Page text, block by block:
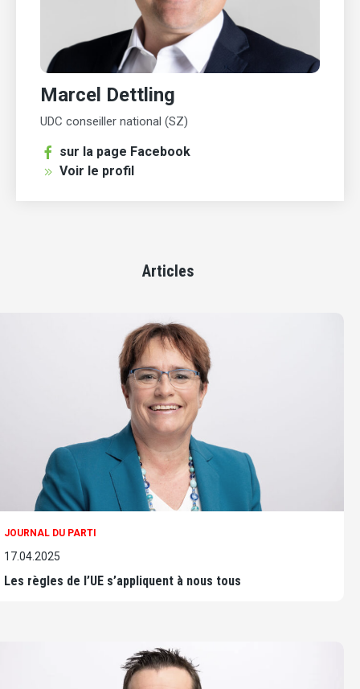
Marcel Dettling
UDC conseiller national (SZ)
sur la page Facebook
Voir le profil
Articles
JOURNAL DU PARTI
17.04.2025
Les règles de l’UE s’appliquent à nous tous